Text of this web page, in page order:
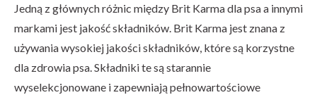
Jedną z głównych różnic między Brit Karma dla psa a innymi
markami jest jakość składników. Brit Karma jest znana z
używania wysokiej jakości składników, które są korzystne
dla zdrowia psa. Składniki te są starannie
wyselekcjonowane i zapewniają pełnowartościowe